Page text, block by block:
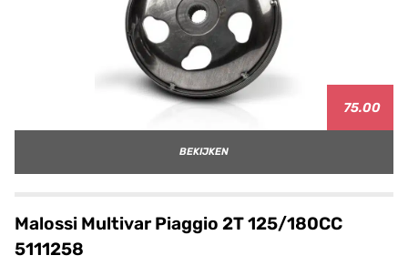
75.00
BEKIJKEN
Malossi Multivar Piaggio 2T 125/180CC
5111258